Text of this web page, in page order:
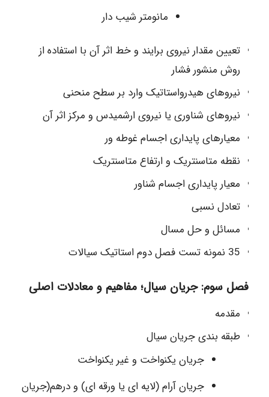
مانومتر شیب دار
تعیین مقدار نیروی برایند و خط اثر آن با استفاده از
روش منشور فشار
نیروهای هیدرواستاتیک وارد بر سطح منحنی
نیروهای شناوری یا نیروی ارشمیدس و مرکز اثر آن
معیارهای پایداری اجسام غوطه ور
نقطه متاسنتریک و ارتفاع متاسنتریک
معیار پایداری اجسام شناور
تعادل نسبی
مسائل و حل مسال
35 نمونه تست فصل دوم استاتیک سیالات
فصل سوم: جريان سيال؛ مفاهيم و معادلات اصلی
مقدمه
طبقه بندی جریان سیال
جریان یکنواخت و غیر یکنواخت
جریان آرام (لایه ای یا ورقه ای) و درهم(جریان